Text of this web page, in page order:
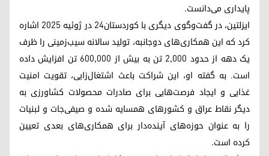
پایداری می‌دانست.
ایزلتین، در گفت‌وگوی دیگری با کوردستان۲۴ در ژوئیه ۲۰۲۵ اشاره
کرد که این همکاری‌های دوجانبه، تولید سالانه سیب‌زمینی را ظرف
یک دهه از حدود ۲,۰۰۰ تن به بیش از ۶۰۰,۰۰۰ تن افزایش داده
است. به گفته او، این شراکت باعث اشتغال‌زایی، تقویت امنیت
غذایی و ایجاد فرصت‌هایی برای صادرات محصولات کشاورزی به
دیگر نقاط عراق و کشورهای همسایه شده و صیفی‌جات و لبنیات
را به عنوان حوزه‌های آینده‌دار برای همکاری‌های بعدی تعیین
کرده است.